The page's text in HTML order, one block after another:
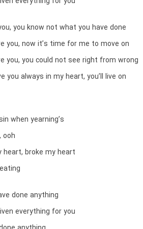
you know not what you have done
you, now it’s time for me to move on
you, you could not see right from wrong
you always in my heart, you’ll live on
when yearning’s
ooh
heart, broke my heart
done anything
everything for you